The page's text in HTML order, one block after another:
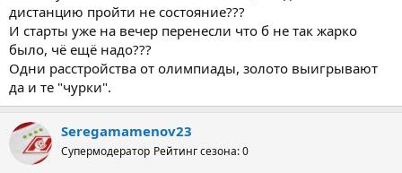
ходьбе мы по-прежнему рассчитываем на медали», – цитирует
Мельникова ФЦП-Пресс.
*ух ты(
дистанцию пройти не состояние???
И старты уже на вечер перенесли что б не так жарко
было, чё ещё надо???
Одни расстройства от олимпиады, золото выигрывают
да и те "чурки".
Seregamamenov23
Супермодератор Рейтинг сезона: 0